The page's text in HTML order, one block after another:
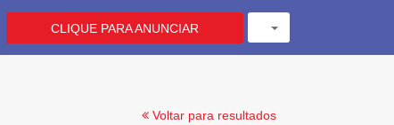
CLIQUE PARA ANUNCIAR
Voltar para resultados